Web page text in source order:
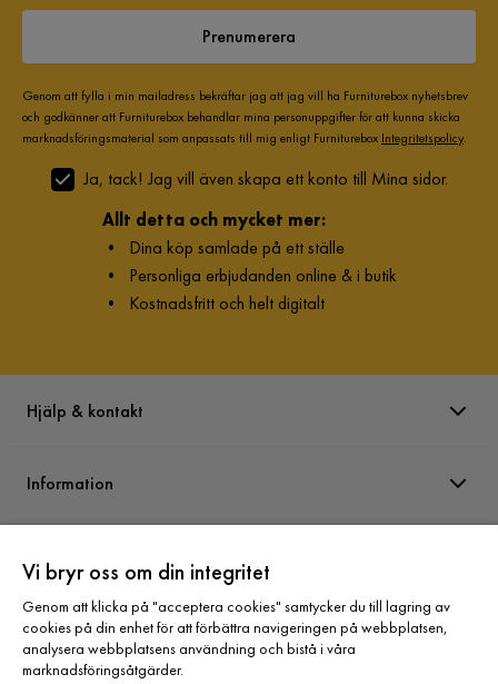
Prenumerera
Genom att fylla i min mailadress bekräftar jag att jag vill ha Furniturebox nyhetsbrev
och godkänner att Furniturebox behandlar mina personuppgifter för att kunna skicka
marknadsföringsmaterial som anpassats till mig enligt Furniturebox Integritetspolicy.
Ja, tack! Jag vill även skapa ett konto till Mina sidor.
Allt detta och mycket mer:
• Dina köp samlade på ett ställe
• Personliga erbjudanden online & i butik
• Kostnadsfritt och helt digitalt
Hjälp & kontakt
Information
Sortiment
Vi bryr oss om din integritet
Genom att klicka på "acceptera cookies" samtycker du till lagring av
cookies på din enhet för att förbättra navigeringen på webbplatsen,
analysera webbplatsens användning och bistå i våra
marknadsföringsåtgärder.